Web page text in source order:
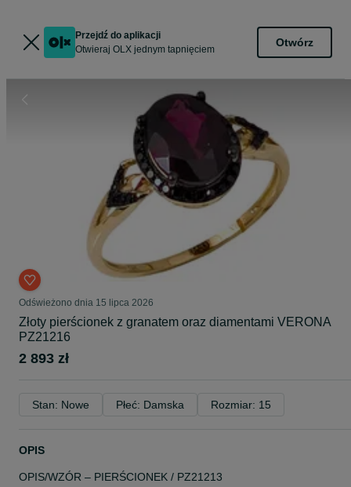
Przejdź do aplikacji
Otwieraj OLX jednym tapnięciem
Otwórz
Odświeżono dnia 15 lipca 2026
Złoty pierścionek z granatem oraz diamentami VERONA
PZ21216
2 893 zł
Stan: Nowe Płeć: Damska Rozmiar: 15
OPIS
OPIS/WZÓR – PIERŚCIONEK / PZ21213